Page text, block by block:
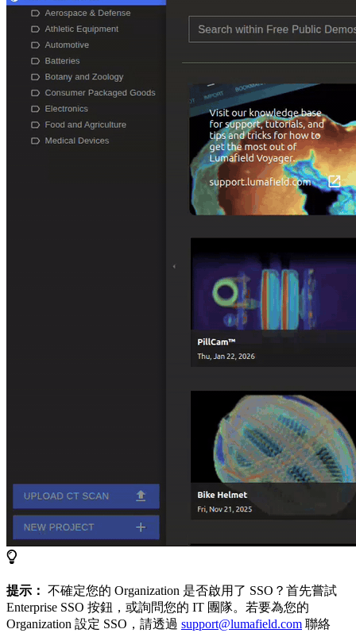
提示： 不確定您的 Organization 是否啟用了 SSO？首先嘗試
Enterprise SSO 按鈕，或詢問您的 IT 團隊。若要為您的
Organization 設定 SSO，請透過 support@lumafield.com 聯絡